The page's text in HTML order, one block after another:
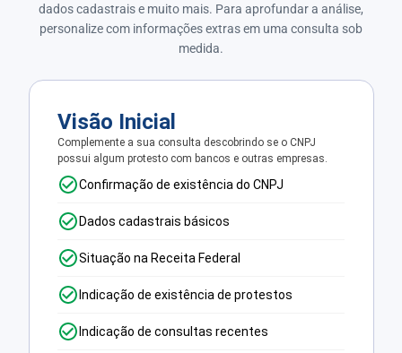
dados cadastrais e muito mais. Para aprofundar a análise,
personalize com informações extras em uma consulta sob
medida.
Visão Inicial
Complemente a sua consulta descobrindo se o CNPJ
possui algum protesto com bancos e outras empresas.
Confirmação de existência do CNPJ
Dados cadastrais básicos
Situação na Receita Federal
Indicação de existência de protestos
Indicação de consultas recentes